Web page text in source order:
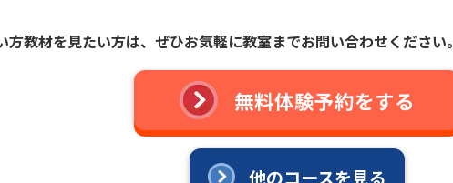
教材を見たい方は、 ぜひお気軽に教室までお問い合わせください。
無料体験予約をする
他のコースを見る